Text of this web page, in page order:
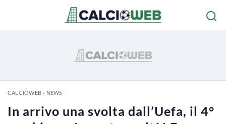
CALCIOWEB» NEWS
In arrivo una svolta dall’Uefa, il 4°